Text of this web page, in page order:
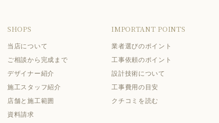
SHOPS
当店について
ご相談から完成まで
デザイナー紹介
施工スタッフ紹介
店舗と施工範囲
資料請求
IMPORTANT POINTS
業者選びのポイント
工事依頼のポイント
設計技術について
工事費用の目安
クチコミを読む